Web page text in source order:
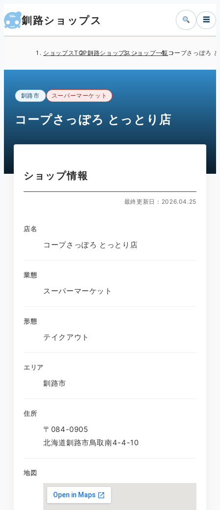
釧路ショップス ☰
ショップスTOP釧路ショップス ショップ一覧コープさっぽろ
釧路市 スーパーマーケット
コープさっぽろ とっとり店
ショップ情報
最終更新日：2026.04.25
店名
コープさっぽろ とっとり店
業態
スーパーマーケット
形態
テイクアウト
エリア
釧路市
住所
〒084-0905
北海道釧路市鳥取南4-4-10
地図